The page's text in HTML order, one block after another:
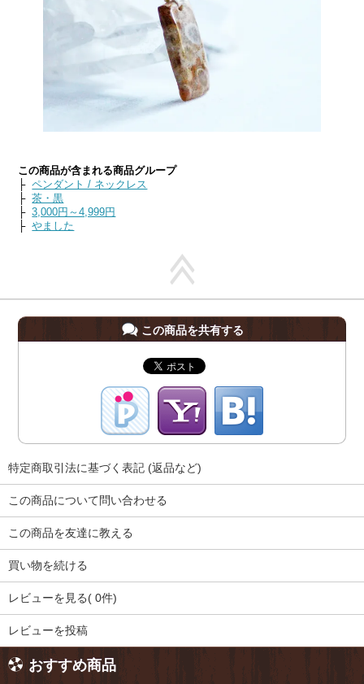
この商品が含まれる商品グループ
├ペンダント / ネックレス
├茶・黒
├3,000円～4,999円
├やました
この商品を共有する
特定商取引法に基づく表記 (返品など)
この商品について問い合わせる
この商品を友達に教える
買い物を続ける
レビューを見る( 0件)
レビューを投稿
おすすめ商品